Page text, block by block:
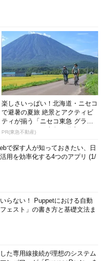
楽しさいっぱい！北海道・ニセコ
で避暑の夏旅 絶景とアクティビ
ティが揃う「ニセコ東急 グラ
ン・ヒラフ」～東急不動産
PR(東急不動産)
で探す人が知っておきたい、日
用を効率化する4つのアプリ (1/
らない！ Puppetにおける自動
ェスト」の書き方と基礎文法ま
た専用線接続が理想のシステム